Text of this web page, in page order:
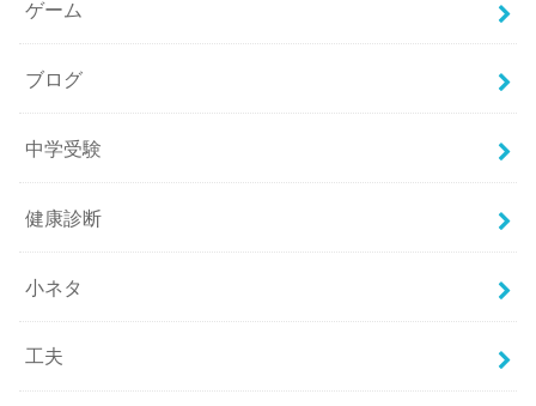
ゲーム
ブログ
中学受験
健康診断
小ネタ
工夫